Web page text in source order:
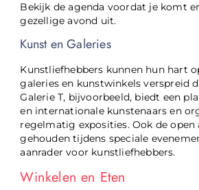
Bekijk de agenda voordat je komt
gezellige avond uit.
Kunst en Galeries
Kunstliefhebbers kunnen hun hart
galeries en kunstwinkels verspreid
Galerie T, bijvoorbeeld, biedt een
en internationale kunstenaars en
regelmatig exposities. Ook de open
gehouden tijdens speciale
aanrader voor kunstliefhebbers.
Winkelen en Eten